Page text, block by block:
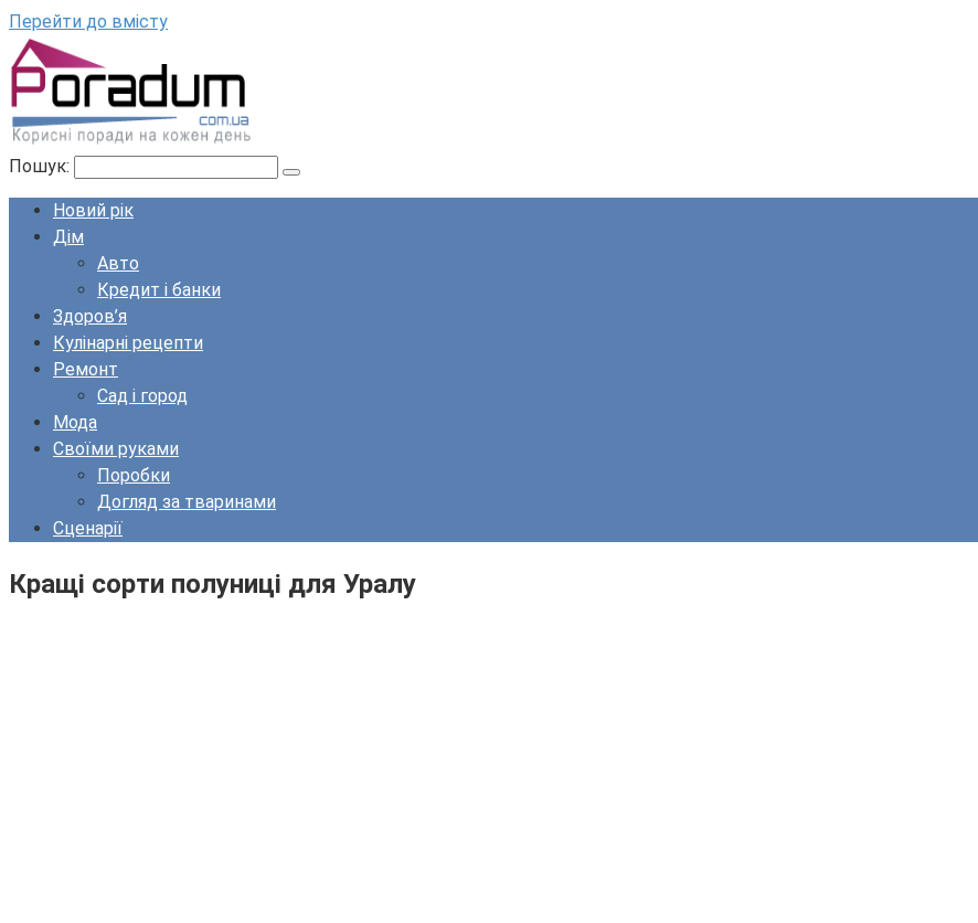
Перейти до вмісту
Пошук:
Новий рік
Дім
Авто
Кредит і банки
Здоров’я
Кулінарні рецепти
Ремонт
Сад і город
Мода
Своїми руками
Поробки
Догляд за тваринами
Сценарії
Кращі сорти полуниці для Уралу